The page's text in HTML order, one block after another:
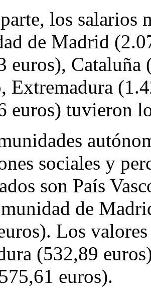
los salarios
de Madrid
euros), Cataluña
Extremadura
euros) tuvieron
sociales y
son País
de
Los
(532,89
euros).